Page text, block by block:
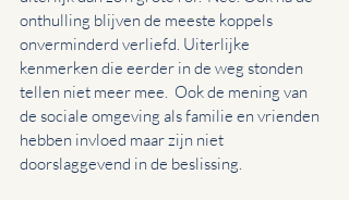
onthulling blijven de meeste koppels
onverminderd verliefd. Uiterlijke
kenmerken die eerder in de weg stonden
tellen niet meer mee.  Ook de mening van
de sociale omgeving als familie en vrienden
hebben invloed maar zijn niet
doorslaggevend in de beslissing.